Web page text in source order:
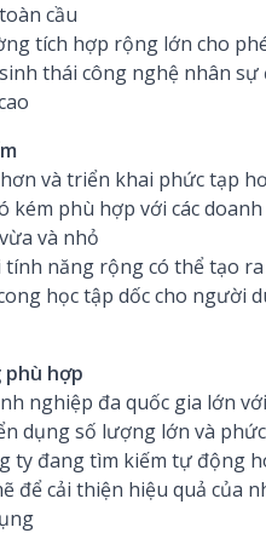
cầu
tích hợp rộng lớn cho
thái công nghệ nhân sự
và triển khai phức tạp
kém phù hợp với các doanh
và nhỏ
tính năng rộng có thể tạo
học tập dốc cho người
hợp
nghiệp đa quốc gia lớn
dụng số lượng lớn và
ty đang tìm kiếm tự động
để cải thiện hiệu quả của